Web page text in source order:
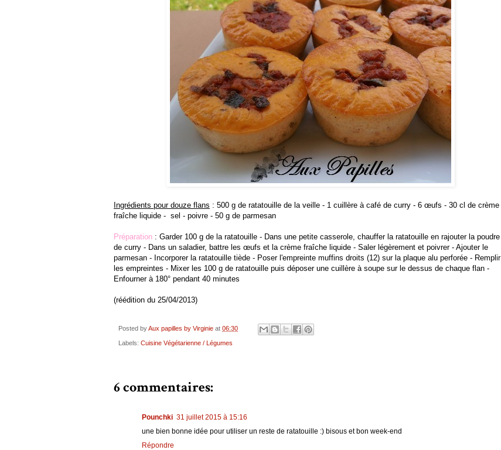
Ingrédients pour douze flans : 500 g de ratatouille de la veille - 1 cuillère à café de curry - 6 œufs - 30 cl de crème
fraîche liquide - sel - poivre - 50 g de parmesan
Préparation : Garder 100 g de la ratatouille - Dans une petite casserole, chauffer la ratatouille en rajouter la poudre
de curry - Dans un saladier, battre les œufs et la crème fraîche liquide - Saler légèrement et poivrer - Ajouter le
parmesan - Incorporer la ratatouille tiède - Poser l'empreinte muffins droits (12) sur la plaque alu perforée - Remplir
les empreintes - Mixer les 100 g de ratatouille puis déposer une cuillère à soupe sur le dessus de chaque flan -
Enfourner à 180° pendant 40 minutes
(réédition du 25/04/2013)
Posted byAux papilles by Virginie at 06:30
Labels: Cuisine Végétarienne / Légumes
6 commentaires:
Pounchki 31 juillet 2015 à 15:16
une bien bonne idée pour utiliser un reste de ratatouille :) bisous et bon week-end
Répondre